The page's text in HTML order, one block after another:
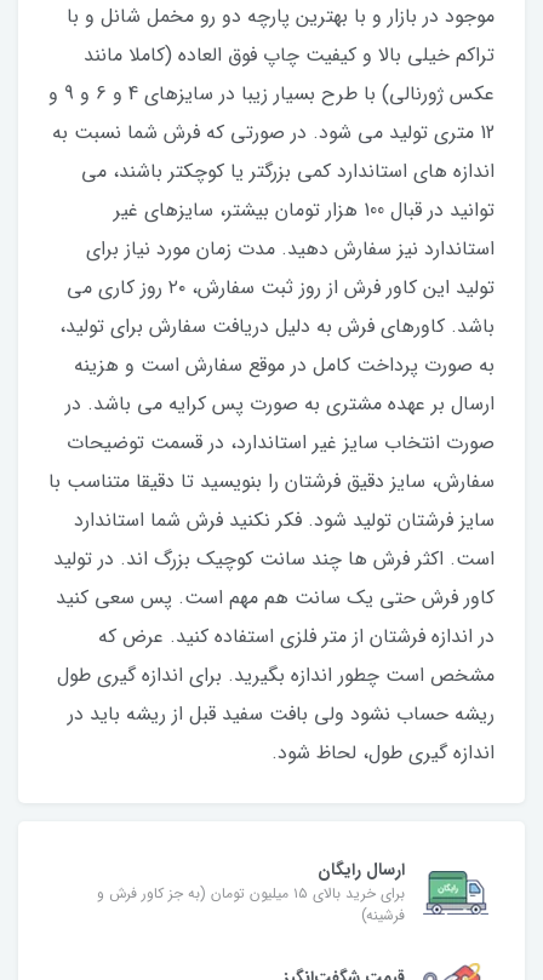
موجود در بازار و با بهترین پارچه دو رو مخمل شانل و با
تراکم خیلی بالا و کیفیت چاپ فوق العاده (کاملا مانند
عکس ژورنالی) با طرح بسیار زیبا در سایزهای 4 و 6 و 9 و
12 متری تولید می شود. در صورتی که فرش شما نسبت به
اندازه های استاندارد کمی بزرگتر یا کوچکتر باشند، می
توانید در قبال 100 هزار تومان بیشتر، سایزهای غیر
استاندارد نیز سفارش دهید. مدت زمان مورد نیاز برای
تولید این کاور فرش از روز ثبت سفارش، ۲۰ روز کاری می
باشد. کاورهای فرش به دلیل دریافت سفارش برای تولید،
به صورت پرداخت کامل در موقع سفارش است و هزینه
ارسال بر عهده مشتری به صورت پس کرایه می باشد. در
صورت انتخاب سایز غیر استاندارد، در قسمت توضیحات
سفارش، سایز دقیق فرشتان را بنویسید تا دقیقا متناسب با
سایز فرشتان تولید شود. فکر نکنید فرش شما استاندارد
است. اکثر فرش ها چند سانت کوچیک بزرگ اند. در تولید
کاور فرش حتی یک سانت هم مهم است. پس سعی کنید
در اندازه فرشتان از متر فلزی استفاده کنید‌. عرض که
مشخص است چطور اندازه بگیرید. برای اندازه گیری طول
ریشه حساب نشود ولی بافت سفید قبل از ریشه باید در
اندازه گیری طول، لحاظ شود.
ارسال رایگان
برای خرید بالای ۱۵ میلیون تومان (به جز کاور فرش و
فرشینه)